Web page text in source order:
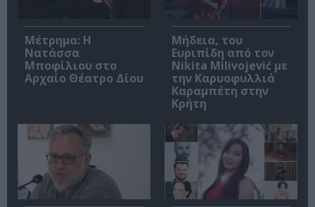
Μέτρημα: Η
Νατάσσα
Μποφίλιου στο
Αρχαίο Θέατρο Δίου
Μήδεια, του
Ευριπίδη από τον
Nikita Milivojević με
την Καρυοφυλλιά
Καραμπέτη στην
Κρήτη